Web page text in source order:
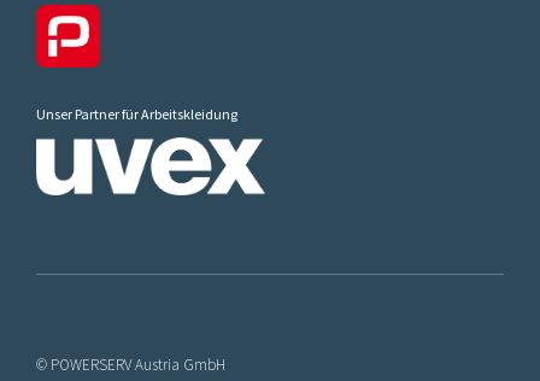
Unser Partner für Arbeitskleidung
© POWERSERV Austria GmbH